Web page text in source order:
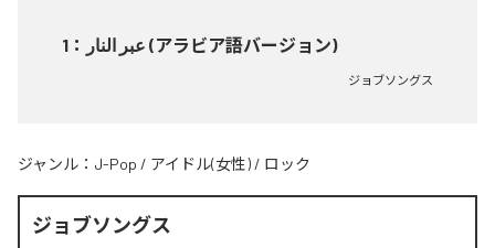
1 ： عبر النار (アラビア語バージョン)
ジョブソングス
ジャンル： J-Pop / アイドル(女性) / ロック
ジョブソングス